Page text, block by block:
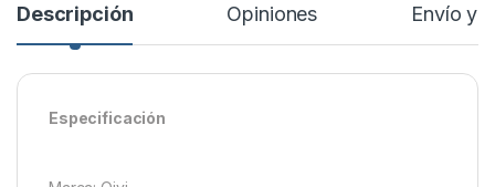
Descripción Opiniones Envío y
Especificación